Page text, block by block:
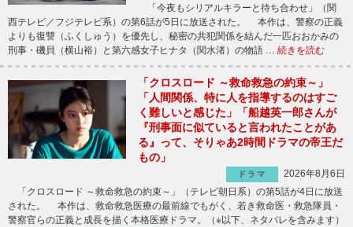
「今夜もシリアルキラーと待ち合わせ」（関
西テレビ／フジテレビ系）の第6話が5日に放送された。 本作は、警察の正義
よりも復讐（ふくしゅう）を優先し、秘密の共犯関係を結んだ一匹おおかみの
刑事・磯貝（横山裕）と第六感女子ヒナタ（関水渚）の物語 … 続きを読む
「クロスロード ～救命救急の約束～」
「人間関係、特に人を指導するのはすご
く難しいと感じた」「船越英一郎さんが
『刑事面に似ていると言われたことがあ
る』って、そりゃあ2時間ドラマの帝王だ
もの」
ドラマ
2026年8月6日
「クロスロード ～救命救急の約束～」（テレビ朝日系）の第5話が4日に放送
された。 本作は、救命救急医療の最前線でもがく、若き救命医・救急隊員・
警察官らの正義と成長を描く本格医療ドラマ。（※以下、ネタバレを含みます）